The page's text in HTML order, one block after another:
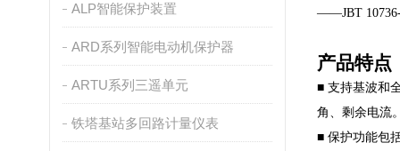
ALP智能保护装置
ARD系列智能电动机保护器
ARTU系列三遥单元
铁塔基站多回路计量仪表
——JBT
产品特点
■ 支持基波和
角、剩余电流
■ 保护功能包